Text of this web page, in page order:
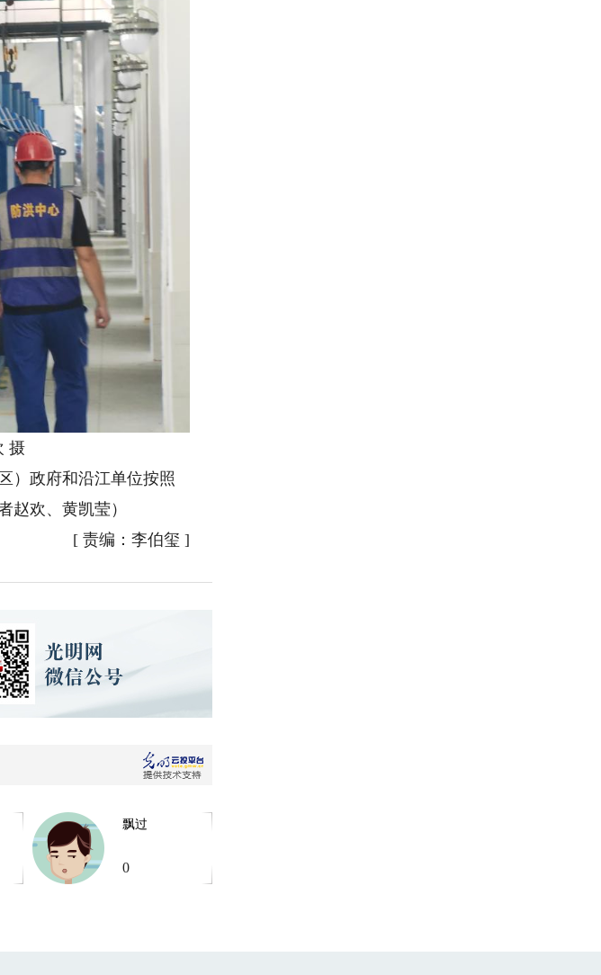
摄
政府和沿江单位按照
赵欢、黄凯莹）
[ 责编：李伯玺 ]
飘过
0